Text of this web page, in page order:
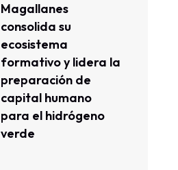
Magallanes
consolida su
ecosistema
formativo y lidera la
preparación de
capital humano
para el hidrógeno
verde